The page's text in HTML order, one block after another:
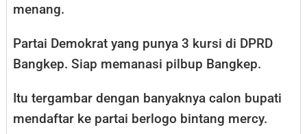
menang.
Partai Demokrat yang punya 3 kursi di DPRD
Bangkep. Siap memanasi pilbup Bangkep.
Itu tergambar dengan banyaknya calon bupati
mendaftar ke partai berlogo bintang mercy.